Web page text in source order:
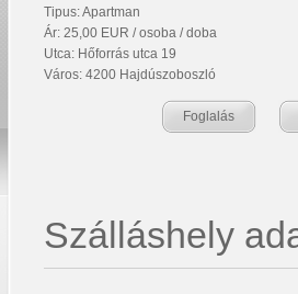
Tipus: Apartman
Ár: 25,00 EUR / osoba / doba
Utca: Hőforrás utca 19
Város: 4200 Hajdúszoboszló
Foglalás
Szálláshely